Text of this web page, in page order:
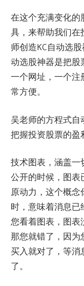
在这个充满变化的
具，来帮助我们在
师创造KC自动选
动选股神器是把股
一个网址，一个注
常方便。
吴老师的方程式自
把握投资股票的盈
技术图表，涵盖一
公开的时候，图表
原动力，这个概
时，意味着消息已
您看着图表，图表
那您就错了，因为
买入就对了，等消
了。